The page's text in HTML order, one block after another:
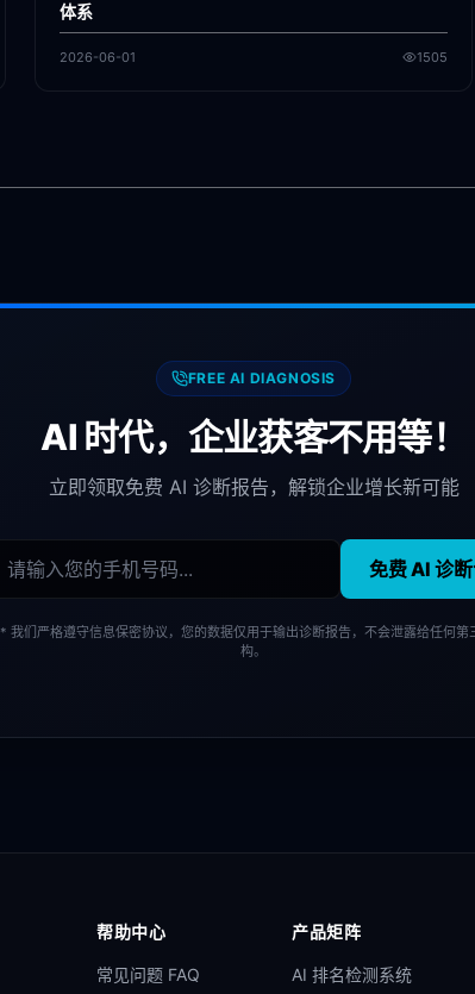
体系
2026-06-01 1505
FREE AI DIAGNOSIS
AI 时代，企业获客不用等！
立即领取免费 AI 诊断报告，解锁企业增长新可能
免费 AI 诊断
* 我们严格遵守信息保密协议，您的数据仅用于输出诊断报告，不会泄露给任何第
构。
帮助中心
常见问题 FAQ
产品矩阵
AI 排名检测系统